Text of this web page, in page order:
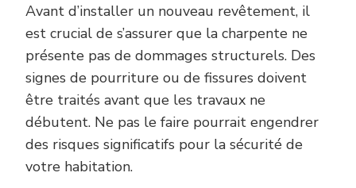
Avant d’installer un nouveau revêtement, il
est crucial de s’assurer que la charpente ne
présente pas de dommages structurels. Des
signes de pourriture ou de fissures doivent
être traités avant que les travaux ne
débutent. Ne pas le faire pourrait engendrer
des risques significatifs pour la sécurité de
votre habitation.